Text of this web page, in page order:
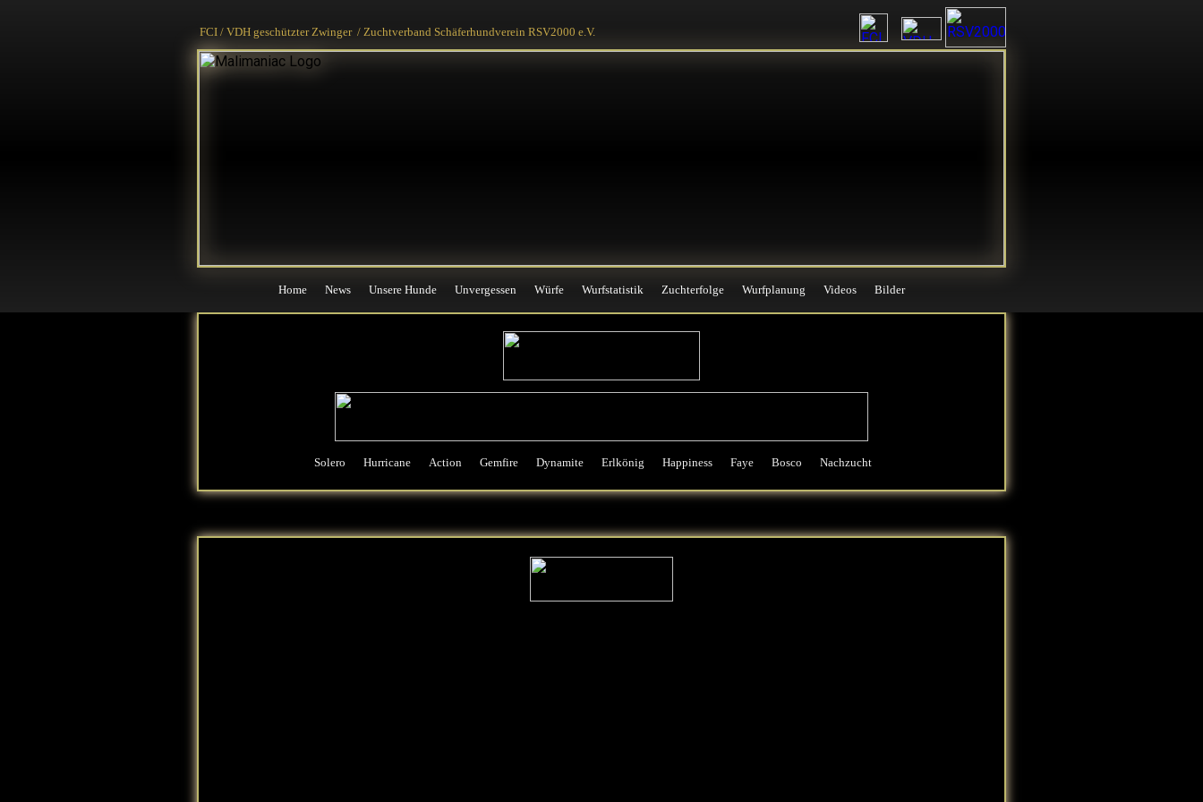
Solero Hurricane Action Gemfire Dynamite Erlkönig Happiness Faye Bosco Nachzucht
Home News Unsere Hunde Unvergessen Würfe Wurfstatistik Bilder
FCI / VDH geschützter Zwinger / Zuchtverband Schäferhundverein RSV2000 e.V.
Home News Unsere Hunde Unvergessen Würfe Wurfstatistik Zuchterfolge Wurfplanung Videos Bilder